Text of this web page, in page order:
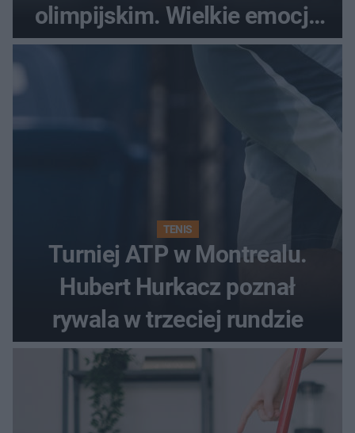
olimpijskim. Wielkie emocje
podczas Silesia Memoriału
Kamili Skolimowskiej
TENIS
Turniej ATP w Montrealu.
Hubert Hurkacz poznał
rywala w trzeciej rundzie